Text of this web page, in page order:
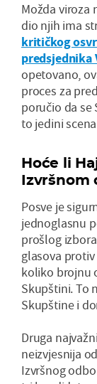
Možda viroza
dio njih ima
kritičkog
predsjednika
opetovano,
proces za
poručio da se
to jedini
Hoće li
Izvršnom
Posve je
jednoglasnu
prošlog
glasova
koliko brojnu
Skupštini. To
Skupštine i
Druga
neizvjesnija
Izvršnog